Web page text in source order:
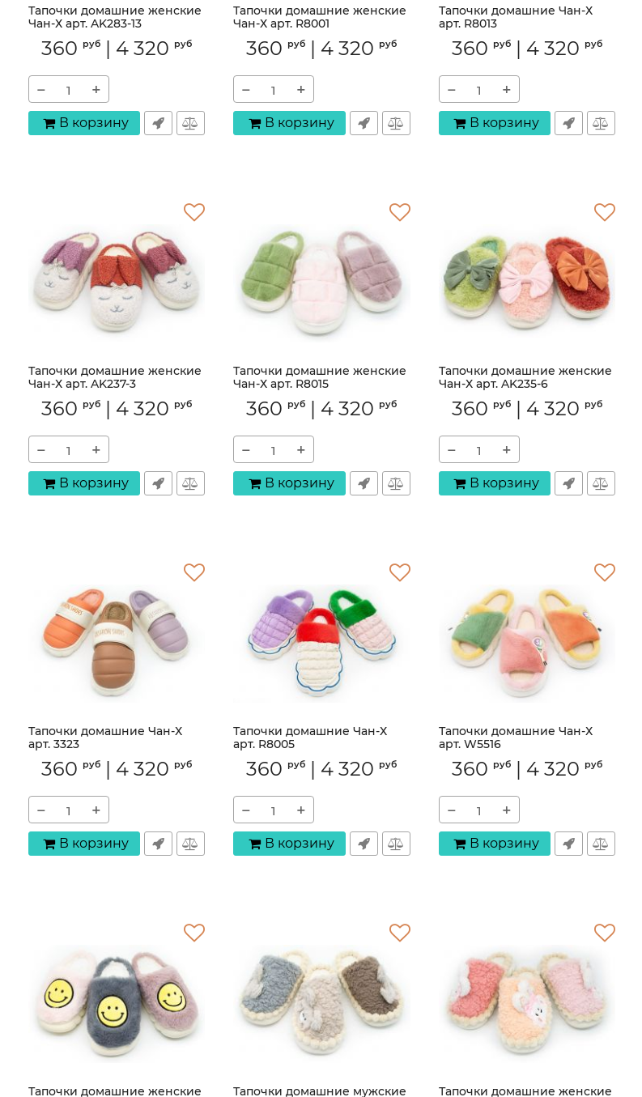
Тапочки домашние женские
Чан-Х арт. AK283-13
Артикул: AK283-13
360 руб| 4 320 руб
− +
В корзину
Тапочки домашние женские
Чан-Х арт. R8001
Артикул: R8001
360 руб | 4 320 руб
− +
В корзину
Тапочки домашние Чан-Х
арт. R8013
Артикул: R8013
360 руб| 4 320 руб
− +
В корзину
Тапочки домашние женские
Чан-Х арт. AK237-3
Артикул: AK237-3
360 руб| 4 320 руб
− +
В корзину
Тапочки домашние женские
Чан-Х арт. R8015
Артикул: R8015
360 руб | 4 320 руб
− +
В корзину
Тапочки домашние женские
Чан-Х арт. AK235-6
Артикул: AK235-6
360 руб| 4 320 руб
− +
В корзину
Тапочки домашние Чан-Х
арт. 3323
Артикул: 3323
360 руб| 4 320 руб
− +
В корзину
Тапочки домашние Чан-Х
арт. R8005
Артикул: R8005
360 руб | 4 320 руб
− +
В корзину
Тапочки домашние Чан-Х
арт. W5516
Артикул: W5516
360 руб| 4 320 руб
− +
В корзину
Тапочки домашние женские
Тапочки домашние мужские
Тапочки домашние женские